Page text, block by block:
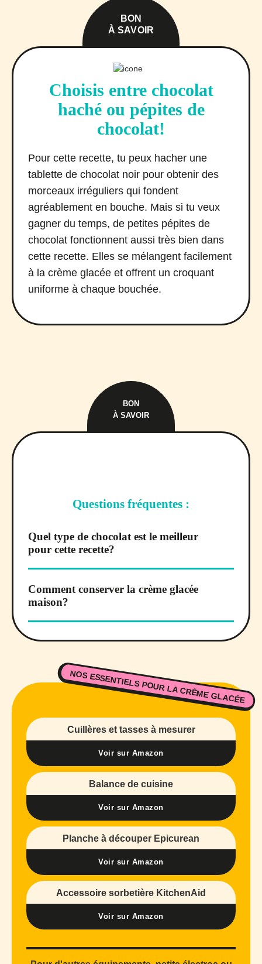
BON
À SAVOIR
Choisis entre chocolat
haché ou pépites de
chocolat!
Pour cette recette, tu peux hacher une
tablette de chocolat noir pour obtenir des
morceaux irréguliers qui fondent
agréablement en bouche. Mais si tu veux
gagner du temps, de petites pépites de
chocolat fonctionnent aussi très bien dans
cette recette. Elles se mélangent facilement
à la crème glacée et offrent un croquant
uniforme à chaque bouchée.
BON
À SAVOIR
Questions fréquentes :
Quel type de chocolat est le meilleur
pour cette recette?
Comment conserver la crème glacée
maison?
NOS ESSENTIELS POUR LA CRÈME GLACÉE
Cuillères et tasses à mesurer
Voir sur Amazon
Balance de cuisine
Voir sur Amazon
Planche à découper Epicurean
Voir sur Amazon
Accessoire sorbetière KitchenAid
Voir sur Amazon